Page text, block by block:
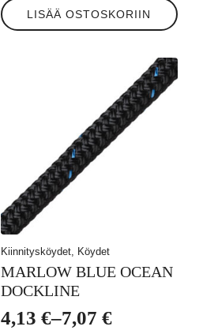
LISÄÄ OSTOSKORIIN
Kiinnitysköydet, Köydet
MARLOW BLUE OCEAN
DOCKLINE
4,13 €–7,07 €
Hintaluokka: